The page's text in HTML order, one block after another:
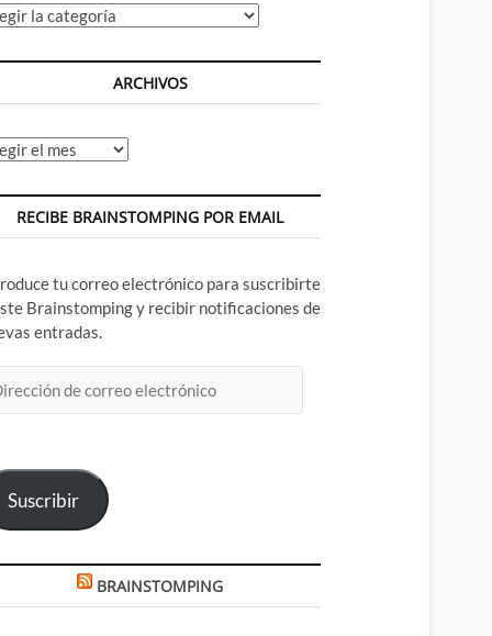
ARCHIVOS
RECIBE BRAINSTOMPING POR EMAIL
tu correo electrónico para suscribirte
Brainstomping y recibir notificaciones de
entradas.
Suscribir
BRAINSTOMPING